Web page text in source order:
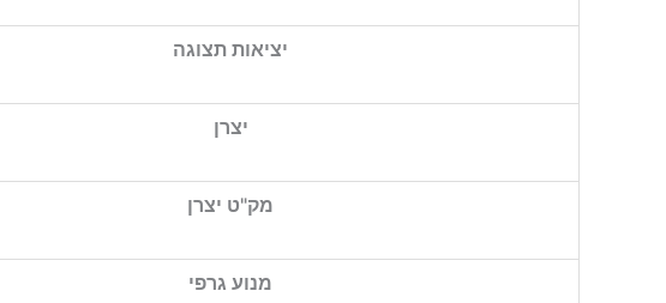
יציאות תצוגה
יצרן
מק"ט יצרן
מנוע גרפי